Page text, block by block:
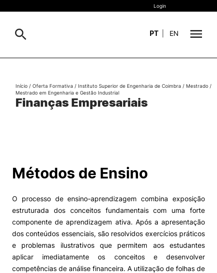
Estudar
II&D e Empresas
Ação Social
Alumni
Projetos PRR
Login
PT EN
Pesquisa
Finanças Empresariais
Início / Oferta Formativa / Instituto Superior de Engenharia de Coimbra / Mestrado /
Mestrado em Engenharia e Gestão Industrial
Métodos de Ensino
O processo de ensino-aprendizagem combina exposição
estruturada dos conceitos fundamentais com uma forte
componente de aprendizagem ativa. Após a apresentação
dos conteúdos essenciais, são resolvidos exercícios práticos
e problemas ilustrativos que permitem aos estudantes
aplicar imediatamente os conceitos e desenvolver
competências de análise financeira. A utilização de folhas de